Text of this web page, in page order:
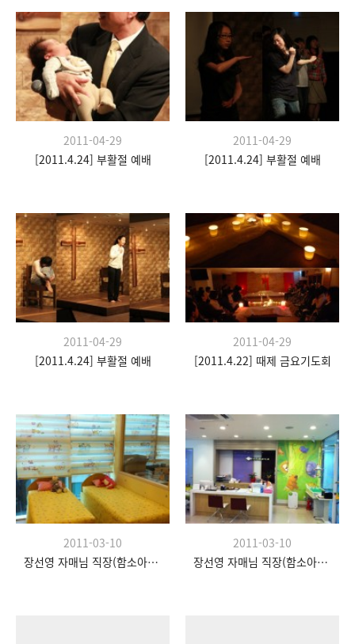
2011-04-29
[2011.4.24] 부활절 예배
2011-04-29
[2011.4.24] 부활절 예배
2011-04-29
[2011.4.24] 부활절 예배
2011-04-29
[2011.4.22] 때제 금요기도회
2011-03-10
장선영 자매님 직장(함소아과 왕십리점)
2011-03-10
장선영 자매님 직장(함소아과 왕십리점)